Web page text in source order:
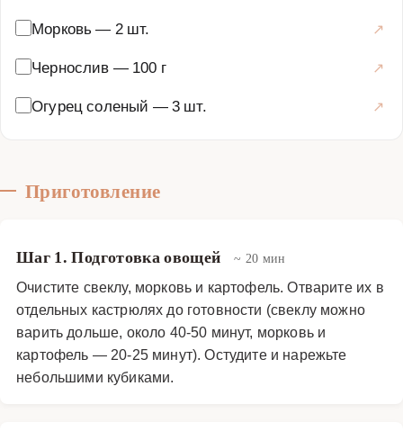
Морковь — 2 шт.
Чернослив — 100 г
Огурец соленый —3 шт.
Приготовление
Шаг 1. Подготовка овощей ~ 20 мин
Очистите свеклу, морковь и картофель. Отварите их в
отдельных кастрюлях до готовности (свеклу можно
варить дольше, около 40-50 минут, морковь и
картофель — 20-25 минут). Остудите и нарежьте
небольшими кубиками.